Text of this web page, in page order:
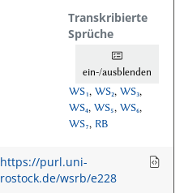
Transkribierte
Sprüche
ein-/ausblenden
WS₁, WS₂, WS₃,
WS₄, WS₅, WS₆,
WS₇, RB
https://purl.uni-
rostock.de/wsrb/e228